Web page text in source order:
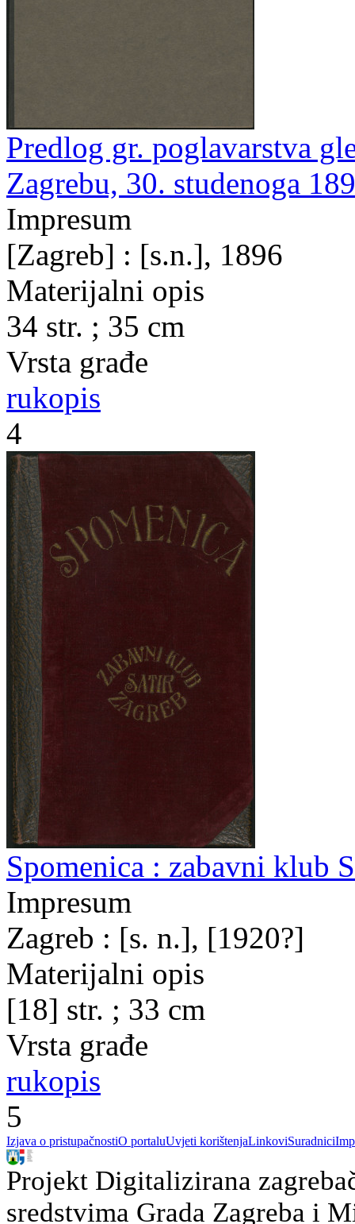
Predlog gr. poglavarstva
Zagrebu, 30. studenoga
Impresum
[Zagreb] : [s.n.], 1896
Materijalni opis
34 str. ; 35 cm
Vrsta građe
rukopis
4
Spomenica : zabavni klub
Impresum
Zagreb : [s. n.], [1920?]
Materijalni opis
[18] str. ; 33 cm
Vrsta građe
rukopis
5
Izjava o pristupačnostiO portaluUvjeti korištenjaLinkoviSuradnici
Projekt Digitalizirana
sredstvima Grada Zagreba i